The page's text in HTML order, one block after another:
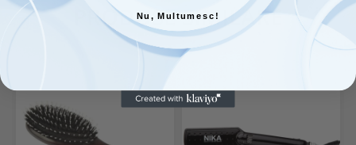
PRODUSE SIMILARE
Nu, Multumesc!